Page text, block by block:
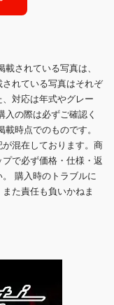
されている写真は、
れている写真はそれぞ
対応は年式やグレー
入の際は必ずご確認く
時点でのものです。
混在しております。商
で必ず価格・仕様・返
購入時のトラブルに
た責任も負いかねま